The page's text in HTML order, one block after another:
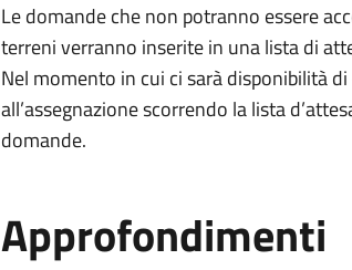
Le domande che non potranno essere
terreni verranno inserite in una lista di
Nel momento in cui ci sarà disponibilità
all’assegnazione scorrendo la lista
domande.
Approfondimenti